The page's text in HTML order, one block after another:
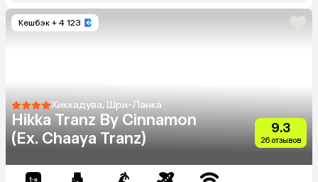
Кешбэк + 4 123
Хиккадува, Шри-Ланка
Hikka Tranz By Cinnamon
(Ex. Chaaya Tranz)
9.3
26 отзывов